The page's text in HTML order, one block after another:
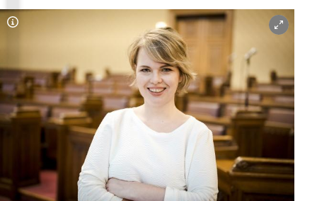
Copyright-Hinweis öffnen/schließen